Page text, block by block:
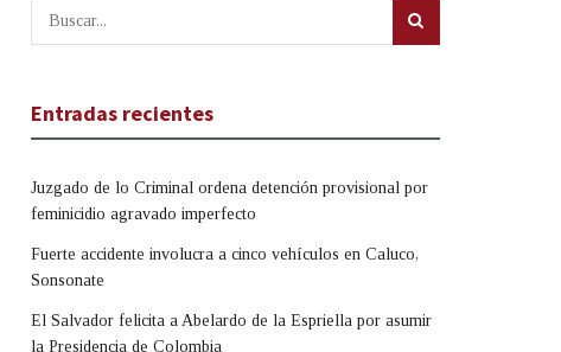
Entradas recientes
Juzgado de lo Criminal ordena detención provisional por
feminicidio agravado imperfecto
Fuerte accidente involucra a cinco vehículos en Caluco,
Sonsonate
El Salvador felicita a Abelardo de la Espriella por asumir
la Presidencia de Colombia